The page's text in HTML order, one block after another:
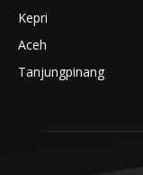
Kepri
Aceh
Tanjungpinang